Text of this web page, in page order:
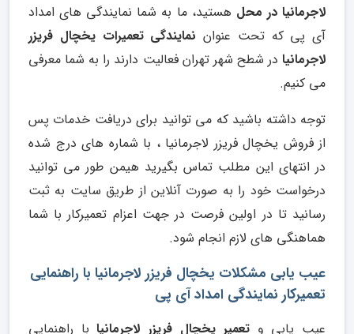
لاجرمانیا در محل هستید، ما به شما نمایندگی های امداد
آی پی که تحت عنوان نمایندگی تعمیرات یخچال فریزر
لاجرمانیا در شطح شهر تهران فعالیت دارند را به شما معرفی
می کنیم.
توجه داشته باشید که می توانید برای دریافت خدمات پس
از فروش یخچال فریزر لاجرمانیا ، با شماره های درج شده
در انتهای این مطلب تماس بگیرید هیمن طور می توانید
درخواست خود را به صورت آنلاین از طریق سایت به ثبت
رسانید تا در اولین فرصت در جهت اعزام تعمیرکار با شما
هماهنگی های لازم انجام شود.
عیب یابی مشکلات یخچال فریزر لاجرمانیا با راهنمایی
تعمیرکار نمایندگی امداد آی پی
عیب یابی و تعمیر یخچال فریزر لاجرمانیابا راهنمایی